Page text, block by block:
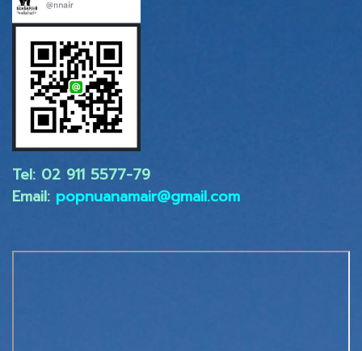
Tel: 02 ​911 5577-79
Email: popnuanamair@gmail.com